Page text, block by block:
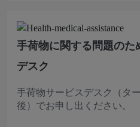
手荷物に関する問題のた
デスク
手荷物サービスデスク（タ
後）でお申し出ください。